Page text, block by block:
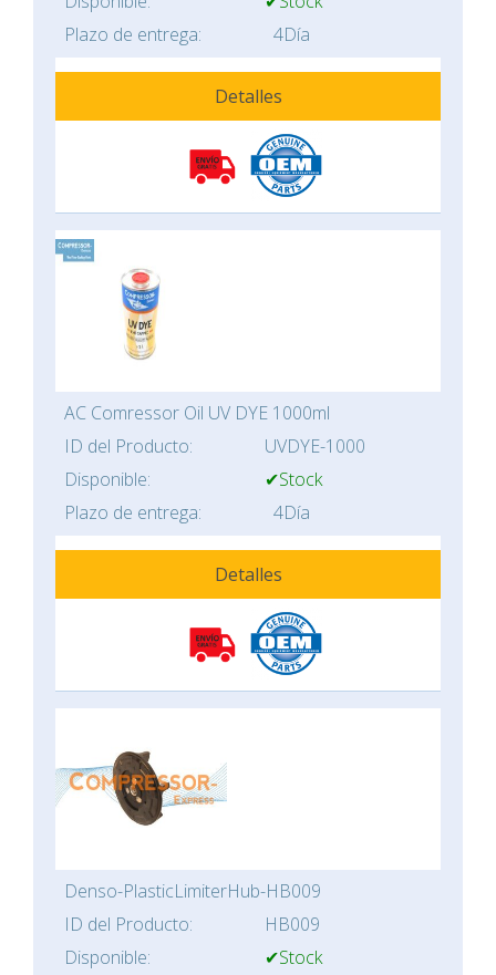
Plazo de entrega:
4Día
Detalles
AC Comressor Oil UV DYE 1000ml
ID del Producto:
UVDYE-1000
Disponible:
✔Stock
Plazo de entrega:
4Día
Detalles
Denso-PlasticLimiterHub-HB009
ID del Producto:
HB009
Disponible:
✔Stock